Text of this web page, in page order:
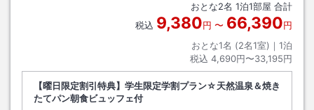
おとな2名 1泊1部屋 合計
税込 9,380円 〜 66,390円
おとな1名 (2名1室)｜ 1泊
税込 4,690円〜33,195円
【曜日限定割引特典】学生限定学割プラン☆天然温泉＆焼き
たてパン朝食ビュッフェ付